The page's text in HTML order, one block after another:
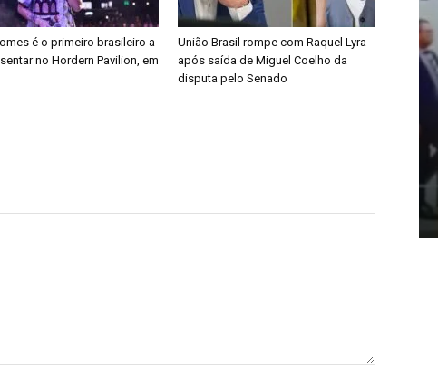
é o primeiro brasileiro a
no Hordern Pavilion, em
União Brasil rompe com Raquel Lyra
após saída de Miguel Coelho da
disputa pelo Senado